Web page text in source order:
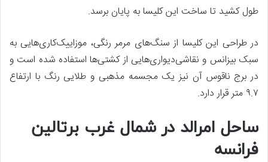
طول کشید تا ساخت این کلیسا به پایان برسد.
در طراحی این کلیسا از سنگ‌های مرمر رنگی، موزاییک‌‌کاری‌هایی به
سبک بیزانس و نقاشی‌دیواری‌هایی از کشتی‌‌ها استفاده شده است و
در برج ناقوس آن نیز یک مجسمه مذهبی و طلایی رنگ با ارتفاع
۹.۷ متر قرار دارد.
ساحل امرالد در شمال غرب برتالین
فرانسه